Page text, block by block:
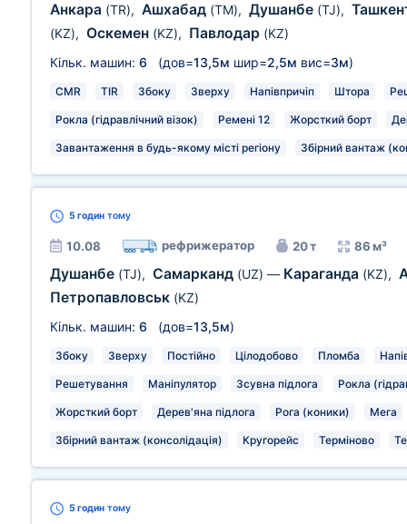
Анкара (TR), Ашхабад (TM), Душанбе (TJ),
(KZ), Оскемен (KZ), Павлодар (KZ)
Кільк. машин: 6 (дов=13,5м шир=2,5м вис=3м)
CMR TIR Збоку Зверху Напівпричіп Штора
Рокла (гідравлічний візок) Ремені 12 Жорсткий борт
Завантаження в будь-якому місті регіону Збірний вантаж
5 годин тому
10.08 рефрижератор 20 т 86 м³
Душанбе (TJ), Самарканд (UZ) — Караганда (KZ),
Петропавловськ (KZ)
Кільк. машин: 6 (дов=13,5м)
Збоку Зверху Постійно Цілодобово Пломба
Решетування Маніпулятор Зсувна підлога Рокла
Жорсткий борт Дерев'яна підлога Рога (коники) Мега
Збірний вантаж (консолідація) Кругорейс Терміново
5 годин тому